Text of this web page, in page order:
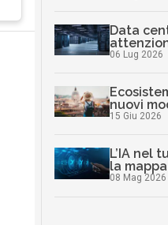
Data
06 Lug 2026
nuovi
15 Giu 2026
L’IA nel
la
08 Mag 2026